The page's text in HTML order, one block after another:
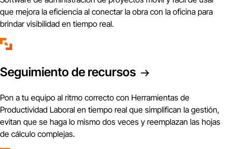
que mejora la eficiencia al conectar la obra con la oficina para
brindar visibilidad en tiempo real.
Seguimiento de recursos
Pon a tu equipo al ritmo correcto con Herramientas de
Productividad Laboral en tiempo real que simplifican la gestión,
evitan que se haga lo mismo dos veces y reemplazan las hojas
de cálculo complejas.